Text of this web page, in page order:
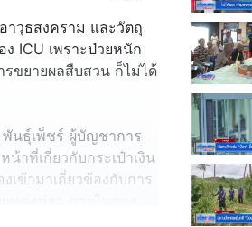
าวุธสงคราม และวัตถุ
ICU เพราะป่วยหนัก
ขยายผลสืบสวน ก็ไม่ได้
พันธุ์เพ็ชร์ ผู้บัญชาการ
าที่เกี่ยวกับกระเป๋าเงิน
เข้ามาเกี่ยวข้องกับการ
งมีการประสานส่งข้อมูล